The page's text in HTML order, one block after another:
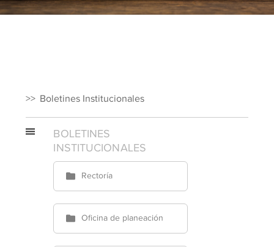
Boletines Institucionales
BOLETINES
INSTITUCIONALES
Rectoría
Oficina de planeación